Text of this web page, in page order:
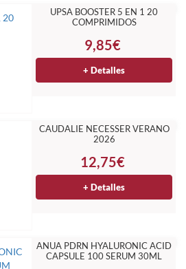
UPSA BOOSTER 5 EN 1 20
COMPRIMIDOS
9,85€
+ Detalles
CAUDALIE NECESSER VERANO
2026
12,75€
+ Detalles
ANUA PDRN HYALURONIC ACID
CAPSULE 100 SERUM 30ML